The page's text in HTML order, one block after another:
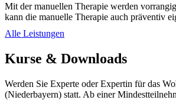
Mit der manuellen Therapie werden
kann die manuelle Therapie auch präventiv
Alle Leistungen
Kurse & Downloads
Werden Sie Experte oder Expertin für das
(Niederbayern) statt. Ab einer